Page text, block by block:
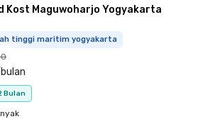
Kost Maguwoharjo Yogyakarta
tinggi maritim yogyakarta
bulan
Bulan